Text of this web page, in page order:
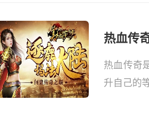
热血传
热血传奇
升自己的